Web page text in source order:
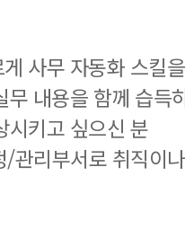
사무 자동화 스킬
무 내용을 함께 습득
시키고 싶으신 분
관리부서로 취직이